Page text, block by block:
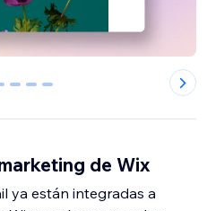
2 3 4
de Wix
ya están integradas a